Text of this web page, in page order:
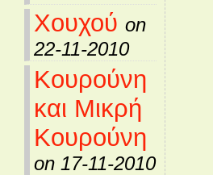
Χουχού on
22-11-2010
Κουρούνη
και Μικρή
Κουρούνη
on 17-11-2010